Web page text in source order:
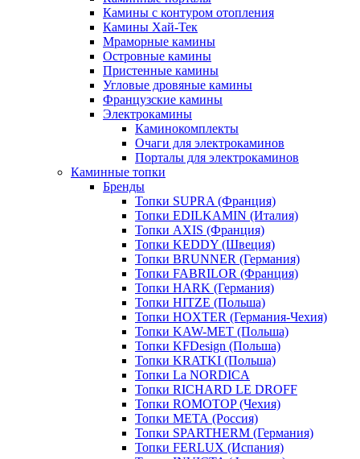
Камины с контуром отопления
Камины Хай-Тек
Мраморные камины
Островные камины
Пристенные камины
Угловые дровяные камины
Французские камины
Электрокамины
Каминокомплекты
Очаги для электрокаминов
Порталы для электрокаминов
Каминные топки
Бренды
Топки SUPRA (Франция)
Топки EDILKAMIN (Италия)
Топки AXIS (Франция)
Топки KEDDY (Швеция)
Топки BRUNNER (Германия)
Топки FABRILOR (Франция)
Топки HARK (Германия)
Топки HITZE (Польша)
Топки HOXTER (Германия-Чехия)
Топки KAW-MET (Польша)
Топки KFDesign (Польша)
Топки KRATKI (Польша)
Топки La NORDICA
Топки RICHARD LE DROFF
Топки ROMOTOP (Чехия)
Топки МЕТА (Россия)
Топки SPARTHERM (Германия)
Топки FERLUX (Испания)